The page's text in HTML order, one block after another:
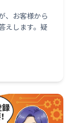
、お客様から
えします。疑